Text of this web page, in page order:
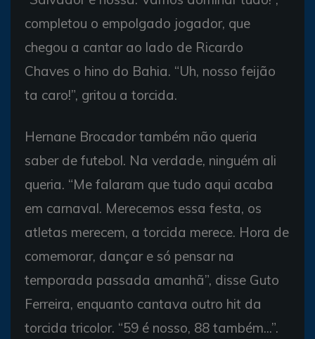
completou o empolgado jogador, que
chegou a cantar ao lado de Ricardo
Chaves o hino do Bahia. “Uh, nosso feijão
ta caro!”, gritou a torcida.
Hernane Brocador também não queria
saber de futebol. Na verdade, ninguém ali
queria. “Me falaram que tudo aqui acaba
em carnaval. Merecemos essa festa, os
atletas merecem, a torcida merece. Hora de
comemorar, dançar e só pensar na
temporada passada amanhã”, disse Guto
Ferreira, enquanto cantava outro hit da
torcida tricolor. “59 é nosso, 88 também...”.